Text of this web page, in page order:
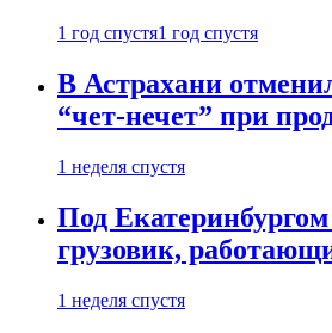
1 год спустя1 год спустя
В Астрахани
“чет-нечет” при
1 неделя спустя
Под
грузовик,
1 неделя спустя